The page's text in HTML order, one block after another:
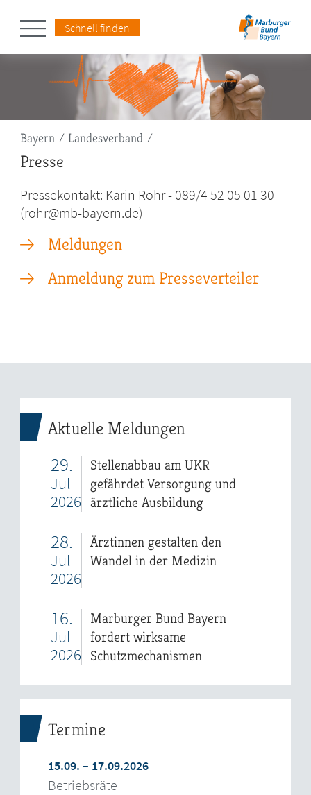
Schnell finden
Pfadnavigation
Bayern Landesverband
Presse
Pressekontakt: Karin Rohr - 089/4 52 05 01 30
(rohr@mb-bayern.de)
Meldungen
Anmeldung zum Presseverteiler
Aktuelle Meldungen
29.
Jul
2026
Stellenabbau am UKR
gefährdet Versorgung und
ärztliche Ausbildung
28.
Jul
2026
Ärztinnen gestalten den
Wandel in der Medizin
16.
Jul
2026
Marburger Bund Bayern
fordert wirksame
Schutzmechanismen
Termine
15.09. – 17.09.2026
Betriebsräte